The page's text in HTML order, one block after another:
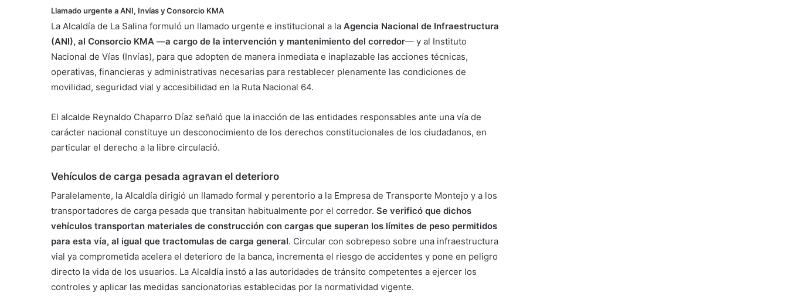
Llamado urgente a ANI, Invías y Consorcio KMA
La Alcaldía de La Salina formuló un llamado urgente e institucional a la Agencia Nacional de Infraestructura
(ANI), al Consorcio KMA —a cargo de la intervención y mantenimiento del corredor— y al Instituto
Nacional de Vías (Invías), para que adopten de manera inmediata e inaplazable las acciones técnicas,
operativas, financieras y administrativas necesarias para restablecer plenamente las condiciones de
movilidad, seguridad vial y accesibilidad en la Ruta Nacional 64.
El alcalde Reynaldo Chaparro Díaz señaló que la inacción de las entidades responsables ante una vía de
carácter nacional constituye un desconocimiento de los derechos constitucionales de los ciudadanos, en
particular el derecho a la libre circulació.
Vehículos de carga pesada agravan el deterioro
Paralelamente, la Alcaldía dirigió un llamado formal y perentorio a la Empresa de Transporte Montejo y a los
transportadores de carga pesada que transitan habitualmente por el corredor. Se verificó que dichos
vehículos transportan materiales de construcción con cargas que superan los límites de peso permitidos
para esta vía, al igual que tractomulas de carga general. Circular con sobrepeso sobre una infraestructura
vial ya comprometida acelera el deterioro de la banca, incrementa el riesgo de accidentes y pone en peligro
directo la vida de los usuarios. La Alcaldía instó a las autoridades de tránsito competentes a ejercer los
controles y aplicar las medidas sancionatorias establecidas por la normatividad vigente.